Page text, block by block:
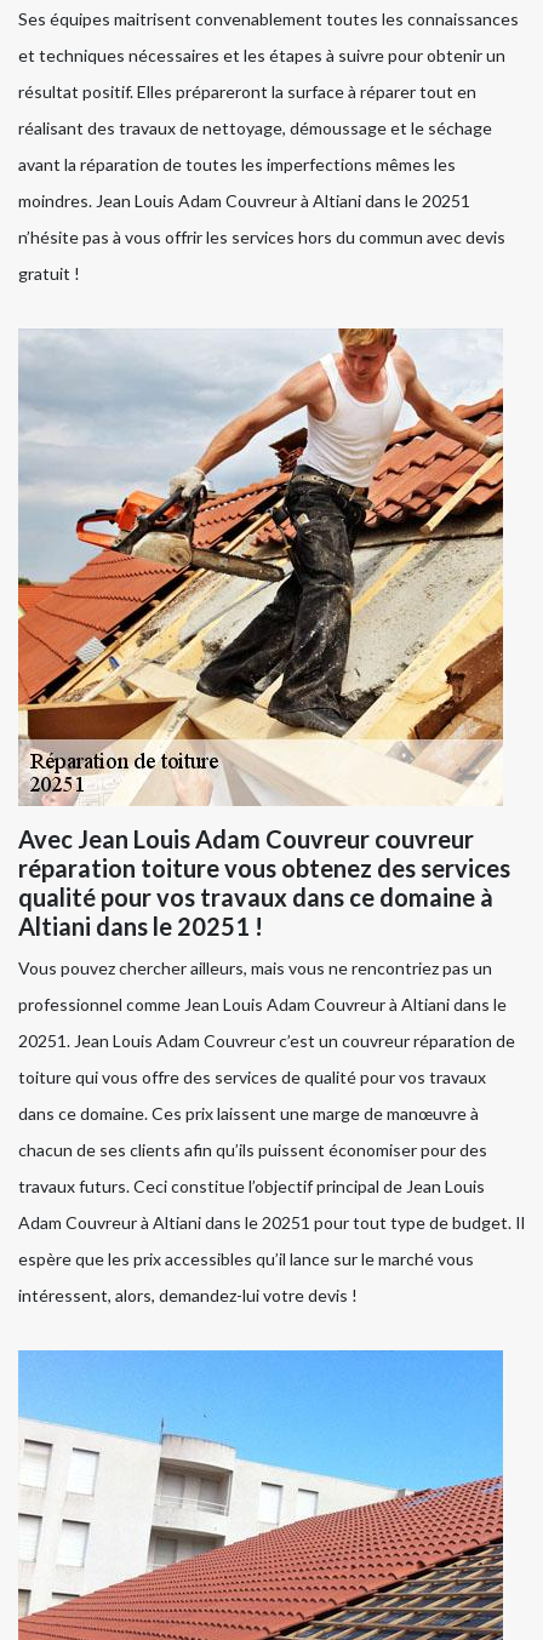
Ses équipes maitrisent convenablement toutes les connaissances
et techniques nécessaires et les étapes à suivre pour obtenir un
résultat positif. Elles prépareront la surface à réparer tout en
réalisant des travaux de nettoyage, démoussage et le séchage
avant la réparation de toutes les imperfections mêmes les
moindres. Jean Louis Adam Couvreur à Altiani dans le 20251
n’hésite pas à vous offrir les services hors du commun avec devis
gratuit !
Avec Jean Louis Adam Couvreur couvreur
réparation toiture vous obtenez des services
qualité pour vos travaux dans ce domaine à
Altiani dans le 20251 !
Vous pouvez chercher ailleurs, mais vous ne rencontriez pas un
professionnel comme Jean Louis Adam Couvreur à Altiani dans le
20251. Jean Louis Adam Couvreur c’est un couvreur réparation de
toiture qui vous offre des services de qualité pour vos travaux
dans ce domaine. Ces prix laissent une marge de manœuvre à
chacun de ses clients afin qu’ils puissent économiser pour des
travaux futurs. Ceci constitue l’objectif principal de Jean Louis
Adam Couvreur à Altiani dans le 20251 pour tout type de budget. Il
espère que les prix accessibles qu’il lance sur le marché vous
intéressent, alors, demandez-lui votre devis !